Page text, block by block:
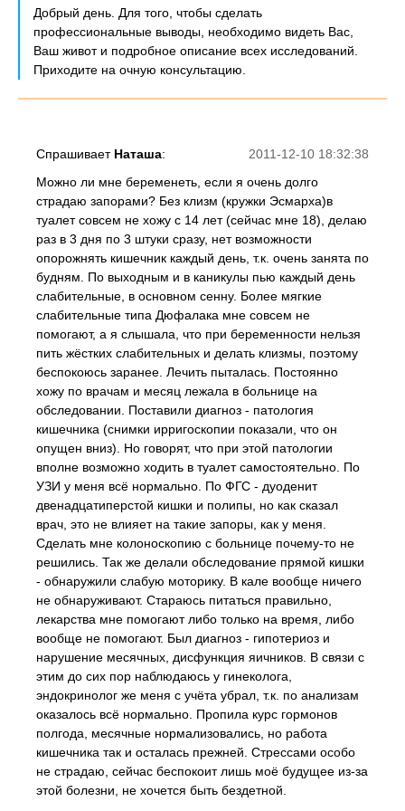
Добрый день. Для того, чтобы сделать
профессиональные выводы, необходимо видеть Вас,
Ваш живот и подробное описание всех исследований.
Приходите на очную консультацию.
2011-12-10 18:32:38
Спрашивает Наташа:
Можно ли мне беременеть, если я очень долго
страдаю запорами? Без клизм (кружки Эсмарха)в
туалет совсем не хожу с 14 лет (сейчас мне 18), делаю
раз в 3 дня по 3 штуки сразу, нет возможности
опорожнять кишечник каждый день, т.к. очень занята по
будням. По выходным и в каникулы пью каждый день
слабительные, в основном сенну. Более мягкие
слабительные типа Дюфалака мне совсем не
помогают, а я слышала, что при беременности нельзя
пить жёстких слабительных и делать клизмы, поэтому
беспокоюсь заранее. Лечить пыталась. Постоянно
хожу по врачам и месяц лежала в больнице на
обследовании. Поставили диагноз - патология
кишечника (снимки ирригоскопии показали, что он
опущен вниз). Но говорят, что при этой патологии
вполне возможно ходить в туалет самостоятельно. По
УЗИ у меня всё нормально. По ФГС - дуоденит
двенадцатиперстой кишки и полипы, но как сказал
врач, это не влияет на такие запоры, как у меня.
Сделать мне колоноскопию с больнице почему-то не
решились. Так же делали обследование прямой кишки
- обнаружили слабую моторику. В кале вообще ничего
не обнаруживают. Стараюсь питаться правильно,
лекарства мне помогают либо только на время, либо
вообще не помогают. Был диагноз - гипотериоз и
нарушение месячных, дисфункция яичников. В связи с
этим до сих пор наблюдаюсь у гинеколога,
эндокринолог же меня с учёта убрал, т.к. по анализам
оказалось всё нормально. Пропила курс гормонов
полгода, месячные нормализовались, но работа
кишечника так и осталась прежней. Стрессами особо
не страдаю, сейчас беспокоит лишь моё будущее из-за
этой болезни, не хочется быть бездетной.